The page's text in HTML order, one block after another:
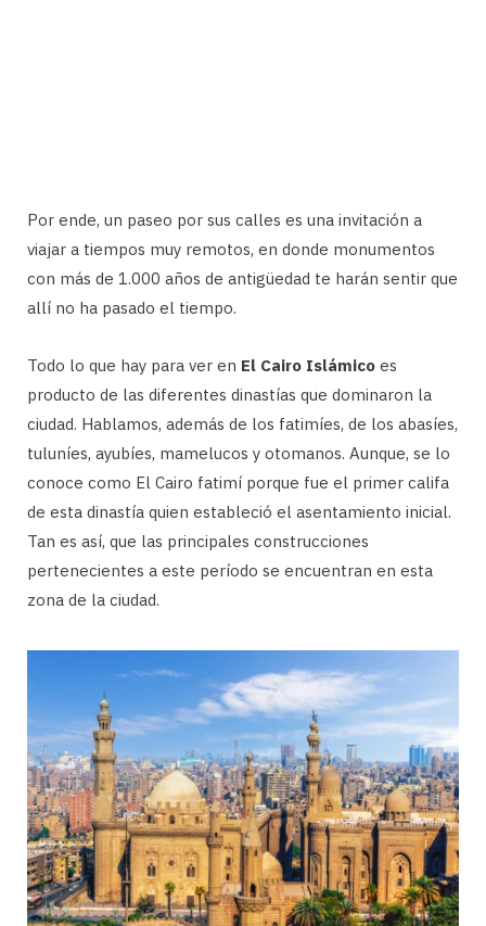
Por ende, un paseo por sus calles es una invitación a
viajar a tiempos muy remotos, en donde monumentos
con más de 1.000 años de antigüedad te harán sentir que
allí no ha pasado el tiempo.
Todo lo que hay para ver en El Cairo Islámico es
producto de las diferentes dinastías que dominaron la
ciudad. Hablamos, además de los fatimíes, de los abasíes,
tuluníes, ayubíes, mamelucos y otomanos. Aunque, se lo
conoce como El Cairo fatimí porque fue el primer califa
de esta dinastía quien estableció el asentamiento inicial.
Tan es así, que las principales construcciones
pertenecientes a este período se encuentran en esta
zona de la ciudad.